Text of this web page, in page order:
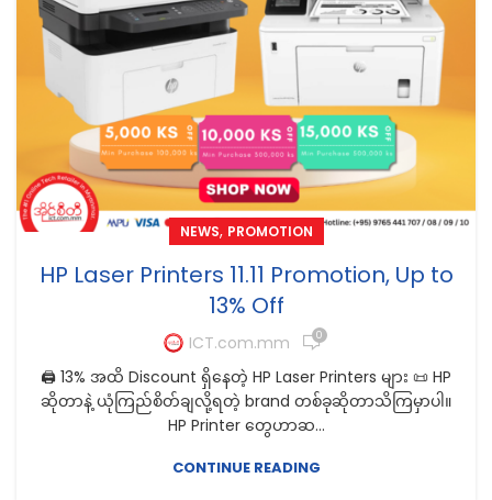
NEWS, PROMOTION
HP Laser Printers 11.11 Promotion, Up to
13% Off
ICT.com.mm 0
🖨️ 13% အထိ Discount ရှိနေတဲ့ HP Laser Printers များ 📜 HP
ဆိုတာနဲ့ ယုံကြည်စိတ်ချလို့ရတဲ့ brand တစ်ခုဆိုတာသိကြမှာပါ။
HP Printer တွေဟာဆ...
CONTINUE READING